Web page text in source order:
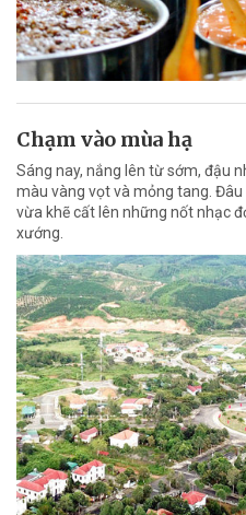
Chạm vào mùa hạ
Sáng nay, nắng lên từ sớm, đậu
màu vàng vọt và mỏng tang.
vừa khẽ cất lên những nốt nhạc
xướng.